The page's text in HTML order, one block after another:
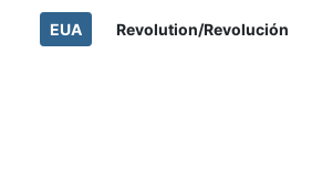
EUA Revolution/Revolución